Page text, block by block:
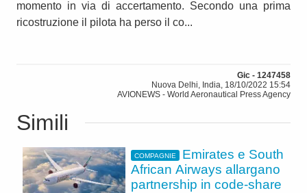
momento in via di accertamento. Secondo una prima
ricostruzione il pilota ha perso il co...
Gic - 1247458
Nuova Delhi, India, 18/10/2022 15:54
AVIONEWS - World Aeronautical Press Agency
Simili
COMPAGNIE
Emirates e South
African Airways allargano
partnership in code-share